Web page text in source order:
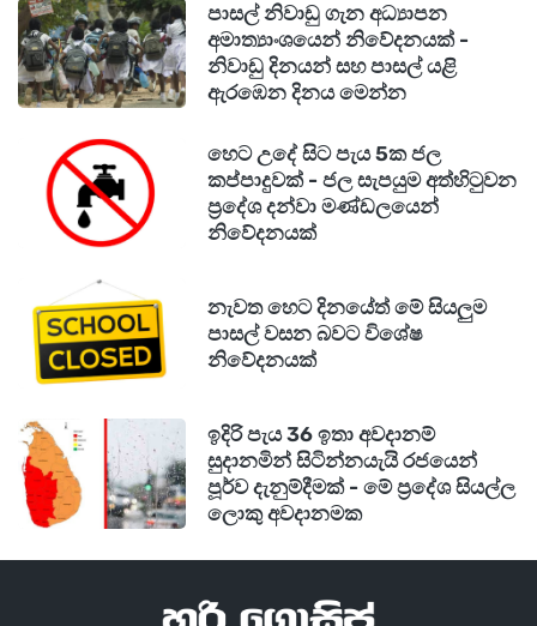
පාසල් නිවාඩු ගැන අධ්‍යාපන
අමාත්‍යාංශයෙන් නිවේදනයක් -
නිවාඩු දිනයන් සහ පාසල් යළි
ඇරඹෙන දිනය මෙන්න
හෙට උදේ සිට පැය 5ක ජල
කප්පාදුවක් - ජල සැපයුම අත්හිටුවන
ප්‍රදේශ දන්වා මණ්ඩලයෙන්
නිවේදනයක්
නැවත හෙට දිනයේත් මේ සියලුම
පාසල් වසන බවට විශේෂ
නිවේදනයක්
ඉදිරි පැය 36 ඉතා අවදානම්
සුදානමින් සිටින්නයැයි රජයෙන්
පූර්ව දැනුම්දීමක් - මේ ප්‍රදේශ සියල්ල
ලොකු අවදානමක